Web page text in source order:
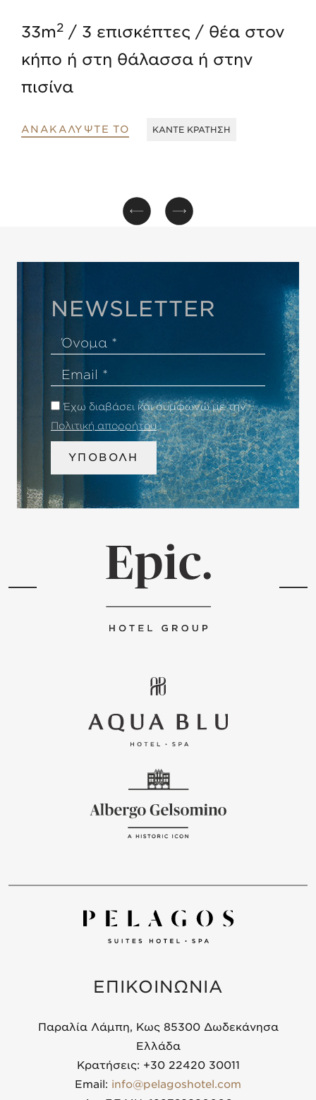
33m2 3 επισκέπτες
θέα στον
κήπο ή στη θάλασσα ή στην
πισίνα
ΑΝΑΚΑΛΥΨΤΕ ΤΟ ΚΑΝΤΕ ΚΡΑΤΗΣΗ
NEWSLETTER
Όνομα
Email
Έχω διαβάσει και συμφωνώ με την
Πολιτική απορρήτου.
ΥΠΟΒΟΛΗ
ΕΠΙΚΟΙΝΩΝΙΑ
Παραλία Λάμπη, Κως 85300 Δωδεκάνησα
Ελλάδα
Κρατήσεις: +30 22420 30011
Email: info@pelagoshotel.com